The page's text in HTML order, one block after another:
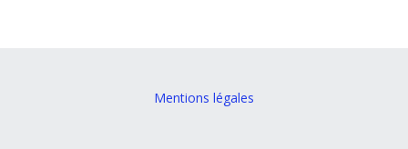
Mentions légales